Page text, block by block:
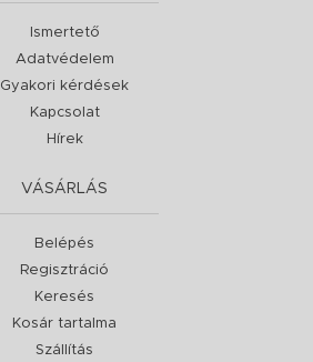
Ismertető
Adatvédelem
Gyakori kérdések
Kapcsolat
Hírek
VÁSÁRLÁS
Belépés
Regisztráció
Keresés
Kosár tartalma
Szállítás